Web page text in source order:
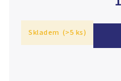
Skladem (>5 ks)